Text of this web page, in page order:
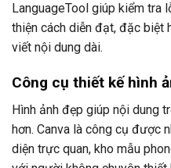
LanguageTool giúp kiểm tra
thiện cách diễn đạt, đặc biệt
viết nội dung dài.
Công cụ thiết kế hình
Hình ảnh đẹp giúp nội dung
hơn. Canva là công cụ được
diện trực quan, kho mẫu